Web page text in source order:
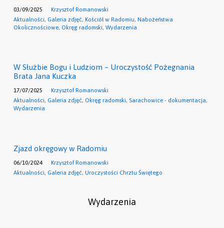
03/09/2025
Krzysztof Romanowski
Aktualności, Galeria zdjęć, Kościół w Radomiu, Nabożeństwa
Okolicznościowe, Okręg radomski, Wydarzenia
W Służbie Bogu i Ludziom – Uroczystość Pożegnania
Brata Jana Kuczka
17/07/2025
Krzysztof Romanowski
Aktualności, Galeria zdjęć, Okręg radomski, Sarachowice - dokumentacja,
Wydarzenia
Zjazd okręgowy w Radomiu
06/10/2024
Krzysztof Romanowski
Aktualności, Galeria zdjęć, Uroczystości Chrztu Świętego
Wydarzenia